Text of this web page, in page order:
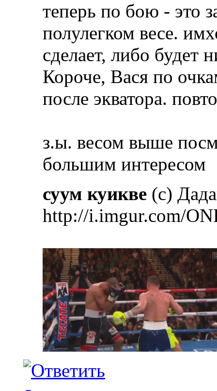
теперь по бою - это
полулегком весе.
сделает, либо будет
Короче, Вася по
после экватора.
з.ы. весом выше
большим интересом
суум куикве (с)
http://i.imgur.com/